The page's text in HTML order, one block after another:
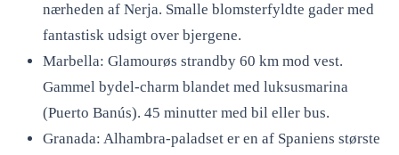
nærheden af Nerja. Smalle blomsterfyldte gader med
fantastisk udsigt over bjergene.
Marbella: Glamourøs strandby 60 km mod vest.
Gammel bydel-charm blandet med luksusmarina
(Puerto Banús). 45 minutter med bil eller bus.
Granada: Alhambra-paladset er en af Spaniens største